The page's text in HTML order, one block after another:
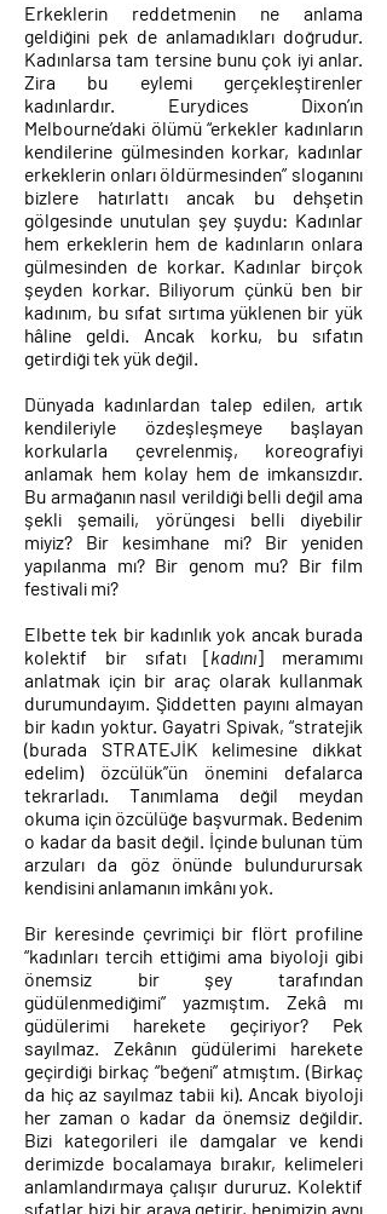
Erkeklerin reddetmenin ne anlama
geldiğini pek de anlamadıkları doğrudur.
Kadınlarsa tam tersine bunu çok iyi anlar.
Zira bu eylemi gerçekleştirenler
kadınlardır. Eurydices Dixon’ın
Melbourne’daki ölümü “erkekler kadınların
kendilerine gülmesinden korkar, kadınlar
erkeklerin onları öldürmesinden” sloganını
bizlere hatırlattı ancak bu dehşetin
gölgesinde unutulan şey şuydu: Kadınlar
hem erkeklerin hem de kadınların onlara
gülmesinden de korkar. Kadınlar birçok
şeyden korkar. Biliyorum çünkü ben bir
kadınım, bu sıfat sırtıma yüklenen bir yük
hâline geldi. Ancak korku, bu sıfatın
getirdiği tek yük değil.
Dünyada kadınlardan talep edilen, artık
kendileriyle özdeşleşmeye başlayan
korkularla çevrelenmiş, koreografiyi
anlamak hem kolay hem de imkansızdır.
Bu armağanın nasıl verildiği belli değil ama
şekli şemaili, yörüngesi belli diyebilir
miyiz? Bir kesimhane mi? Bir yeniden
yapılanma mı? Bir genom mu? Bir film
festivali mi?
Elbette tek bir kadınlık yok ancak burada
kolektif bir sıfatı [kadını] meramımı
anlatmak için bir araç olarak kullanmak
durumundayım. Şiddetten payını almayan
bir kadın yoktur. Gayatri Spivak, “stratejik
(burada STRATEJİK kelimesine dikkat
edelim) özcülük”ün önemini defalarca
tekrarladı. Tanımlama değil meydan
okuma için özcülüğe başvurmak. Bedenim
o kadar da basit değil. İçinde bulunan tüm
arzuları da göz önünde bulundurursak
kendisini anlamanın imkânı yok.
Bir keresinde çevrimiçi bir flört profiline
“kadınları tercih ettiğimi ama biyoloji gibi
önemsiz bir şey tarafından
güdülenmediğimi” yazmıştım. Zekâ mı
güdülerimi harekete geçiriyor? Pek
sayılmaz. Zekânın güdülerimi harekete
geçirdiği birkaç “beğeni” atmıştım. (Birkaç
da hiç az sayılmaz tabii ki). Ancak biyoloji
her zaman o kadar da önemsiz değildir.
Bizi kategorileri ile damgalar ve kendi
derimizde bocalamaya bırakır, kelimeleri
anlamlandırmaya çalışır dururuz. Kolektif
sıfatlar bizi bir araya getirir, hepimizin aynı